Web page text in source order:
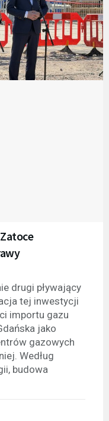
drugi pływający
tej inwestycji
importu gazu
jako
gazowych
Według
budowa